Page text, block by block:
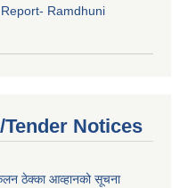
Ramdhuni
Notices
ठेक्का आव्हानको सूचना